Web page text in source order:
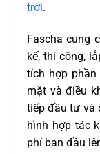
trời.
Fascha cung
kế, thi công,
tích hợp phần
mặt và điều
tiếp đầu tư và
hình hợp tác
phí ban đầu